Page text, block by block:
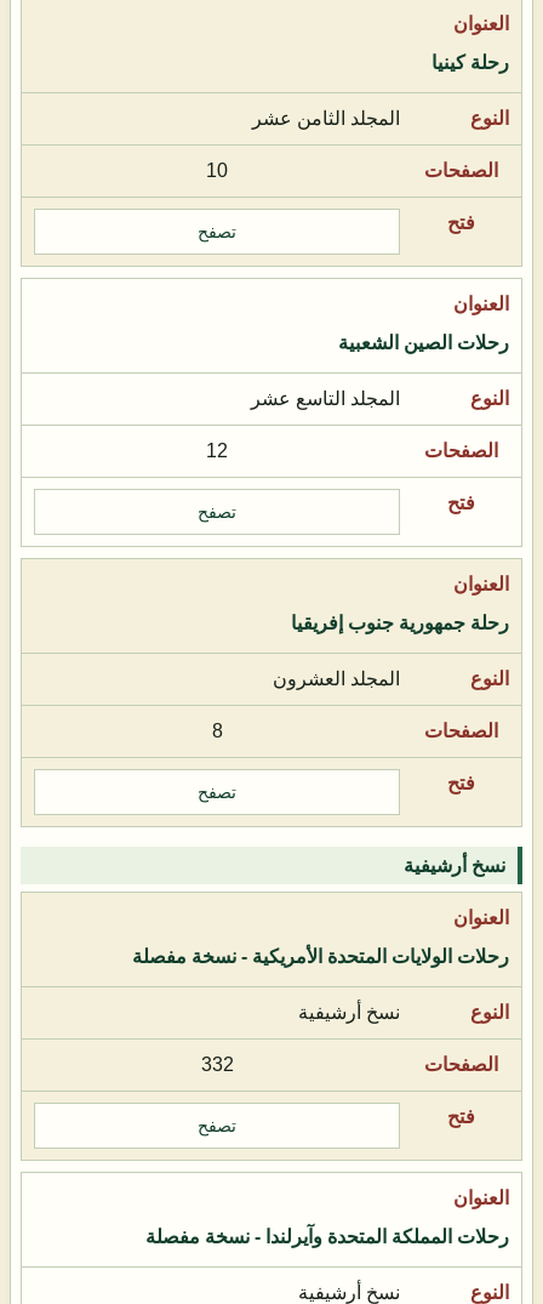
رحلة كينيا
المجلد الثامن عشر
10
تصفح
رحلات الصين الشعبية
المجلد التاسع عشر
12
تصفح
رحلة جمهورية جنوب إفريقيا
المجلد العشرون
8
تصفح
نسخ أرشيفية
رحلات الولايات المتحدة الأمريكية - نسخة مفصلة
نسخ أرشيفية
332
تصفح
رحلات المملكة المتحدة وآيرلندا - نسخة مفصلة
نسخ أرشيفية